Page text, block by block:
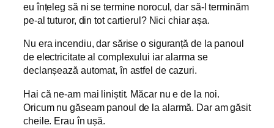
eu înțeleg să ni se termine norocul, dar să-l terminăm
pe-al tuturor, din tot cartierul? Nici chiar așa.
Nu era incendiu, dar sărise o siguranță de la panoul
de electricitate al complexului iar alarma se
declanșează automat, în astfel de cazuri.
Hai că ne-am mai liniștit. Măcar nu e de la noi.
Oricum nu găseam panoul de la alarmă. Dar am găsit
cheile. Erau în ușă.